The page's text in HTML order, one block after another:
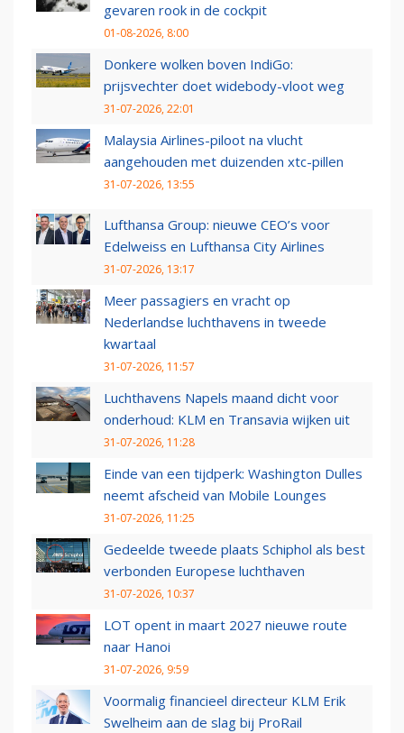
gevaren rook in de cockpit
01-08-2026, 8:00
Donkere wolken boven IndiGo:
prijsvechter doet widebody-vloot weg
31-07-2026, 22:01
Malaysia Airlines-piloot na vlucht
aangehouden met duizenden xtc-pillen
31-07-2026, 13:55
Lufthansa Group: nieuwe CEO’s voor
Edelweiss en Lufthansa City Airlines
31-07-2026, 13:17
Meer passagiers en vracht op
Nederlandse luchthavens in tweede
kwartaal
31-07-2026, 11:57
Luchthavens Napels maand dicht voor
onderhoud: KLM en Transavia wijken uit
31-07-2026, 11:28
Einde van een tijdperk: Washington Dulles
neemt afscheid van Mobile Lounges
31-07-2026, 11:25
Gedeelde tweede plaats Schiphol als best
verbonden Europese luchthaven
31-07-2026, 10:37
LOT opent in maart 2027 nieuwe route
naar Hanoi
31-07-2026, 9:59
Voormalig financieel directeur KLM Erik
Swelheim aan de slag bij ProRail